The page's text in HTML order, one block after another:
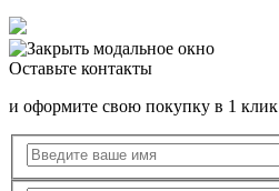
Оставьте контакты
и оформите свою покупку в 1 клик